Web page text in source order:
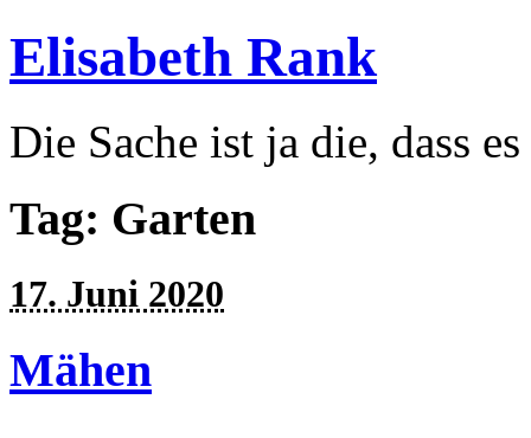
Elisabeth Rank
Die Sache ist ja die, dass
Tag: Garten
17. Juni 2020
Mähen